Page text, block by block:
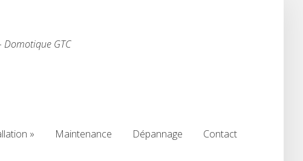
GTC
Maintenance
Dépannage
Contact